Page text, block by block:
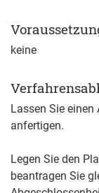
keine
Lassen Sie
anfertigen.
Legen Sie den
beantragen Sie